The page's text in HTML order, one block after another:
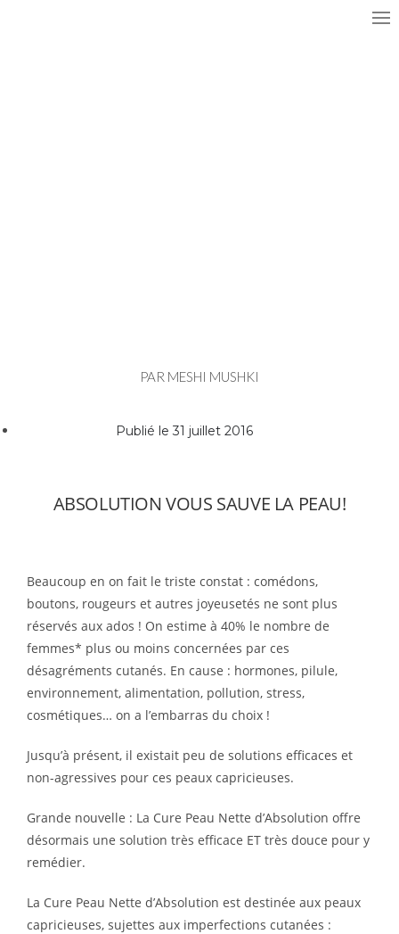
PAR MESHI MUSHKI
Publié le 31 juillet 2016
ABSOLUTION VOUS SAUVE LA PEAU!
Beaucoup en on fait le triste constat : comédons,
boutons, rougeurs et autres joyeusetés ne sont plus
réservés aux ados ! On estime à 40% le nombre de
femmes* plus ou moins concernées par ces
désagréments cutanés. En cause : hormones, pilule,
environnement, alimentation, pollution, stress,
cosmétiques… on a l’embarras du choix !
Jusqu’à présent, il existait peu de solutions efficaces et
non-agressives pour ces peaux capricieuses.
Grande nouvelle : La Cure Peau Nette d’Absolution offre
désormais une solution très efficace ET très douce pour y
remédier.
La Cure Peau Nette d’Absolution est destinée aux peaux
capricieuses, sujettes aux imperfections cutanées :